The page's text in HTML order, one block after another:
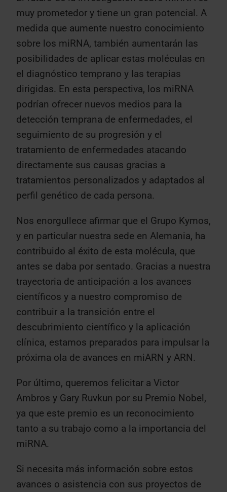
muy prometedor y tiene un gran potencial. A
medida que aumente nuestro conocimiento
sobre los miRNA, también aumentarán las
posibilidades de aplicar estas moléculas en
el diagnóstico temprano y las terapias
dirigidas. En esta perspectiva, los miRNA
podrían ofrecer nuevos medios para la
detección temprana de enfermedades, el
seguimiento de su progresión y el
tratamiento de enfermedades atacando
directamente sus causas gracias a
tratamientos personalizados y adaptados al
perfil genético de cada persona.
Nos enorgullece afirmar que el Grupo Kymos,
y en particular nuestra sede en Alemania, ha
contribuido al éxito de esta molécula, que
antes se daba por sentado. Gracias a nuestra
trayectoria de anticipación a los avances
científicos y a nuestro compromiso de
contribuir a la transición entre el
descubrimiento científico y la aplicación
clínica, estamos preparados para impulsar la
próxima ola de avances en miARN y ARN.
Por último, queremos felicitar a Victor
Ambros y Gary Ruvkun por su Premio Nobel,
ya que este premio es un reconocimiento
tanto a su trabajo como a la importancia del
miRNA.
Si necesita más información sobre estos
avances o asistencia con sus proyectos de